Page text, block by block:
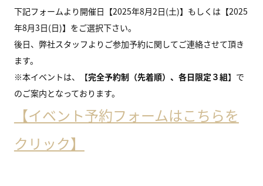
下記フォームより開催日【2025年8月2日(土)】もしくは【2025
年8月3日(日)】をご選択下さい。
後日、弊社スタッフよりご参加予約に関してご連絡させて頂き
ます。
※本イベントは、【完全予約制（先着順）、各日限定３組】で
のご案内となっております。
【イベント予約フォームはこちらを
クリック】